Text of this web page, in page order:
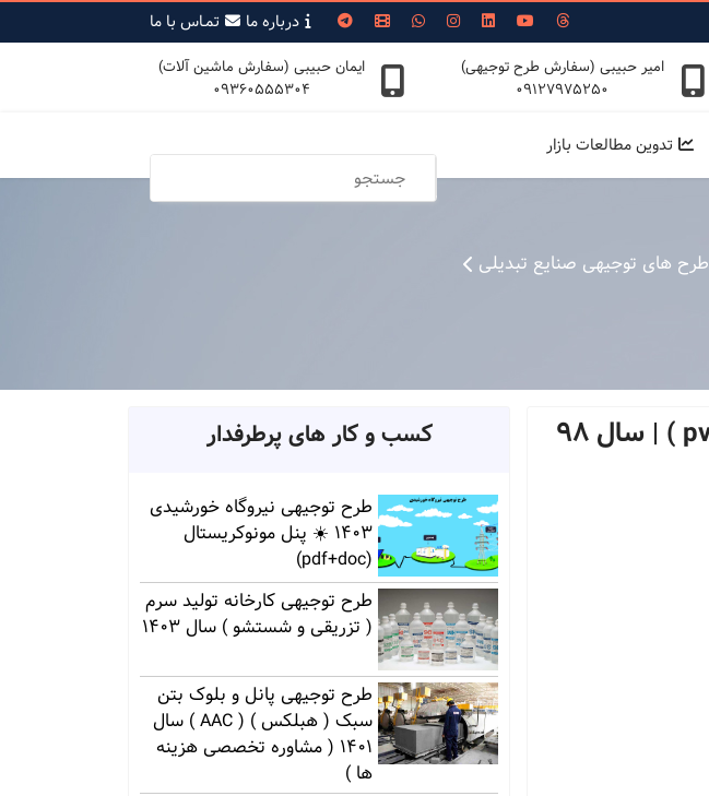
درباره ما تمـاس با ما
امیر حبیبی (سفارش طرح توجیهی)
09127975250
ایمان حبیبی (سفارش ماشین آلات)
09360555304
تدوین مطالعات بازار
طرح های توجیهی صنایع تبدیلی
کسب و کار های پرطرفدار
طرح توجیهی نیروگاه خورشیدی
1403 ☀️ پنل مونوکریستال
(pdf+doc)
طرح توجیهی کارخانه تولید سرم
( تزریقی و شستشو ) سال 1403
طرح توجیهی پانل و بلوک بتن
سبک ( هبلکس ) ( AAC ) سال
1401 ( مشاوره تخصصی هزینه
ها )